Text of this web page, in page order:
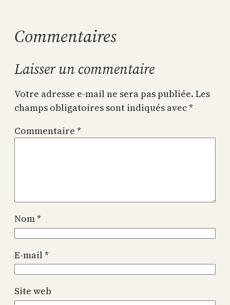
Commentaires
Laisser un commentaire
Votre adresse e-mail ne sera pas publiée. Les
champs obligatoires sont indiqués avec*
Commentaire *
Nom*
E-mail*
Site web